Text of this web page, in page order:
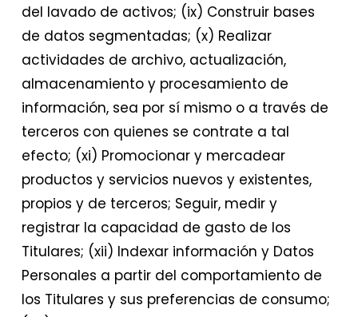
del lavado de activos; (ix) Construir bases
de datos segmentadas; (x) Realizar
actividades de archivo, actualización,
almacenamiento y procesamiento de
información, sea por sí mismo o a través de
terceros con quienes se contrate a tal
efecto; (xi) Promocionar y mercadear
productos y servicios nuevos y existentes,
propios y de terceros; Seguir, medir y
registrar la capacidad de gasto de los
Titulares; (xii) Indexar información y Datos
Personales a partir del comportamiento de
los Titulares y sus preferencias de consumo;